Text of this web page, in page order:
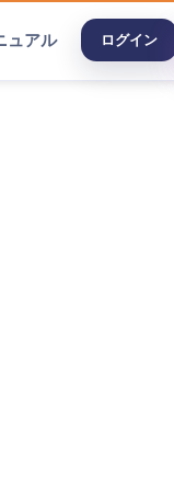
ュアル ログイン